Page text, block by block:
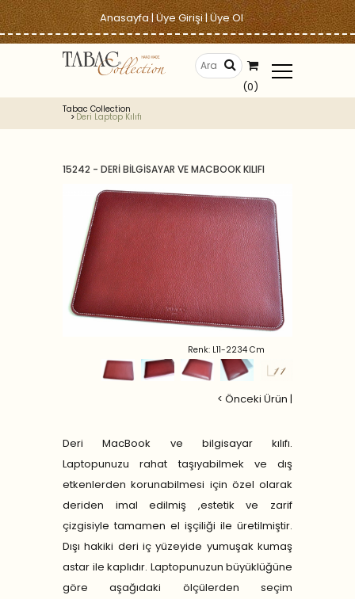
Anasayfa|Üye Girişi|Üye Ol
(0)
Tabac Collection
Deri Laptop Kılıfı
15242 - DERİ BİLGİSAYAR VE MACBOOK KILIFI
Renk: L11-2234 Cm
< Önceki Ürün |
Deri MacBook ve bilgisayar kılıfı.
Laptopunuzu rahat taşıyabilmek ve dış
etkenlerden korunabilmesi için özel olarak
deriden imal edilmiş ,estetik ve zarif
çizgisiyle tamamen el işçiliği ile üretilmiştir.
Dışı hakiki deri iç yüzeyide yumuşak kumaş
astar ile kaplıdır. Laptopunuzun büyüklüğüne
göre aşağıdaki ölçülerden seçim